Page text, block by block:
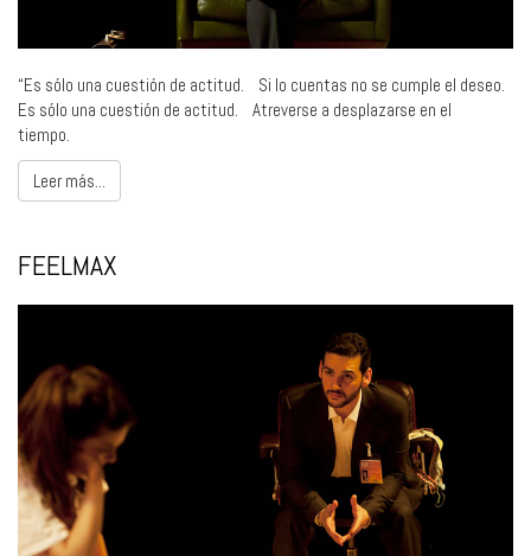
“Es sólo una cuestión de actitud. Si lo cuentas no se cumple el deseo.
Es sólo una cuestión de actitud. Atreverse a desplazarse en el
tiempo.
Leer más...
FEELMAX